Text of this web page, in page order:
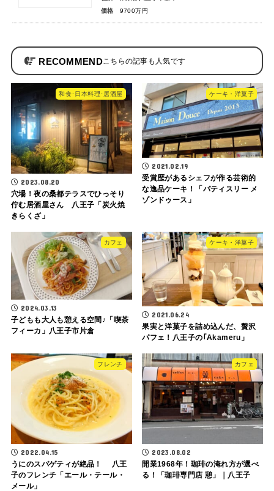
価格
9700万円
RECOMMEND
和食･日本料理･居酒屋
2023.08.20
穴場！夜の桑都テラスでひっそり
佇む居酒屋さん 八王子「炭火焼
きらくざ」
ケーキ・洋菓子
2021.02.19
受賞歴があるシェフが作る芸術的
な逸品ケーキ！「パティスリー メ
ゾンドゥース」
カフェ
2024.03.13
子どもも大人も憩える空間♪「喫茶
フィーカ」八王子市片倉
ケーキ・洋菓子
2021.06.24
果実と洋菓子を詰め込んだ、贅沢
パフェ！八王子の｢Akameru」
フレンチ
2022.04.15
うにのスパゲティが絶品！ 八王
子のフレンチ「エール・テール・
メール」
カフェ
2023.08.02
開業1968年！珈琲の淹れ方が選べ
る！「珈琲専門店 憩」｜八王子